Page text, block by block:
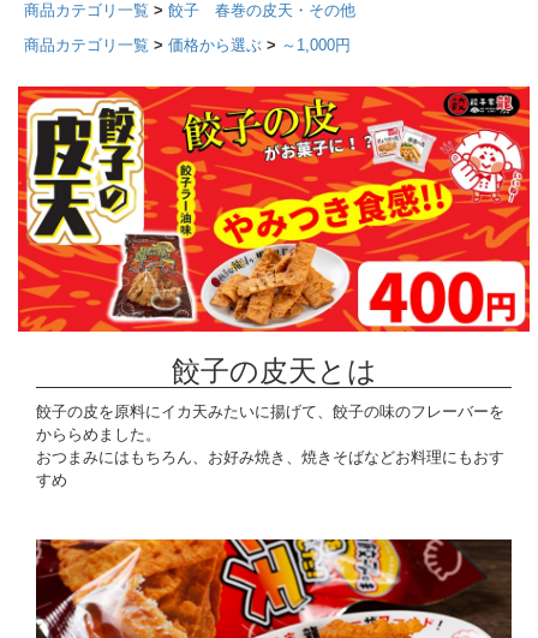
商品カテゴリ一覧 > 餃子 春巻の皮天・その他
商品カテゴリ一覧 > 価格から選ぶ > ～1,000円
餃子の皮天とは
餃子の皮を原料にイカ天みたいに揚げて、餃子の味のフレーバーを
かららめました。
おつまみにはもちろん、お好み焼き、焼きそばなどお料理にもおす
すめ